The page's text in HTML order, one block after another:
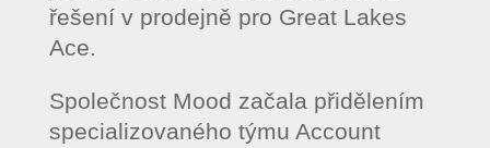
řešení v prodejně pro Great Lakes
Ace.
Společnost Mood začala přidělením
specializovaného týmu Account